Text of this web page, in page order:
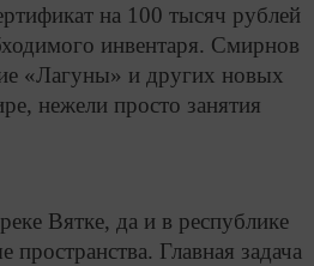
на 100 тысяч рублей
инвентаря. Смирнов
«Лагуны» и других новых
нежели просто занятия
Вятке, да и в республике
Главная задача